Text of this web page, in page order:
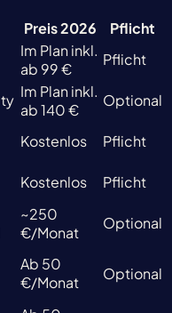
Preis 2026
Pflicht
Im Plan inkl.
ab 99 €
Pflicht
Im Plan inkl.
ab 140 €
Optional
Kostenlos Pflicht
Kostenlos Pflicht
~250
€/Monat
Optional
Ab 50
€/Monat
Optional